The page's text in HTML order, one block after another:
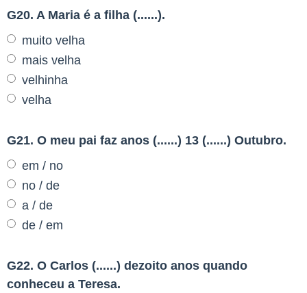
G20. A Maria é a filha (......).
muito velha
mais velha
velhinha
velha
G21. O meu pai faz anos (......) 13 (......) Outubro.
em / no
no / de
a / de
de / em
G22. O Carlos (......) dezoito anos quando
conheceu a Teresa.